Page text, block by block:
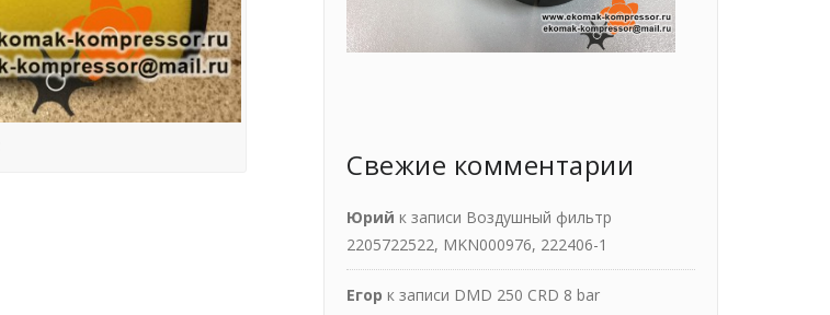
Свежие комментарии
Юрий к записи Воздушный фильтр
2205722522, MKN000976, 222406-1
Егор к записи DMD 250 CRD 8 bar